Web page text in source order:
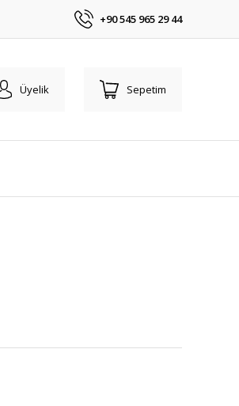
+90 545 965 29 44
Üyelik Sepetim